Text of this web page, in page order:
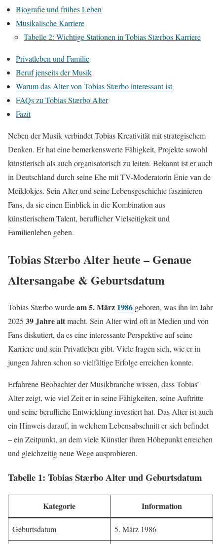
Biografie und frühes Leben
Musikalische Karriere
Tabelle 2: Wichtige Stationen in Tobias Stærbos Karriere
Privatleben und Familie
Beruf jenseits der Musik
Warum das Alter von Tobias Stærbo interessant ist
FAQs zu Tobias Stærbo Alter
Fazit
Neben der Musik verbindet Tobias Kreativität mit strategischem
Denken. Er hat eine bemerkenswerte Fähigkeit, Projekte sowohl
künstlerisch als auch organisatorisch zu leiten. Bekannt ist er auch
in Deutschland durch seine Ehe mit TV-Moderatorin Enie van de
Meiklokjes. Sein Alter und seine Lebensgeschichte faszinieren
Fans, da sie einen Einblick in die Kombination aus
künstlerischem Talent, beruflicher Vielseitigkeit und
Familienleben geben.
Tobias Stærbo Alter heute – Genaue
Altersangabe & Geburtsdatum
Tobias Stærbo wurdeam 5. März 1986 geboren, was ihn im Jahr
2025 39 Jahre altmacht. Sein Alter wird oft in Medien und von
Fans diskutiert, da es eine interessante Perspektive auf seine
Karriere und sein Privatleben gibt. Viele fragen sich, wie er in
jungen Jahren schon so vielfältige Erfolge erreichen konnte.
Erfahrene Beobachter der Musikbranche wissen, dass Tobias’
Alter zeigt, wie viel Zeit er in seine Fähigkeiten, seine Auftritte
und seine berufliche Entwicklung investiert hat. Das Alter ist auch
ein Hinweis darauf, in welchem Lebensabschnitt er sich befindet
– ein Zeitpunkt, an dem viele Künstler ihren Höhepunkt erreichen
und gleichzeitig neue Wege ausprobieren.
Tabelle 1: Tobias Stærbo Alter und Geburtsdatum
Kategorie Information
Geburtsdatum 5. März 1986